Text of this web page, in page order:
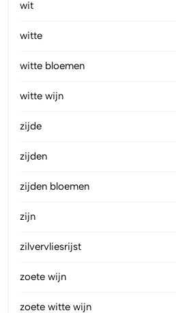
wit
witte
witte bloemen
witte wijn
zijde
zijden
zijden bloemen
zijn
zilvervliesrijst
zoete wijn
zoete witte wijn